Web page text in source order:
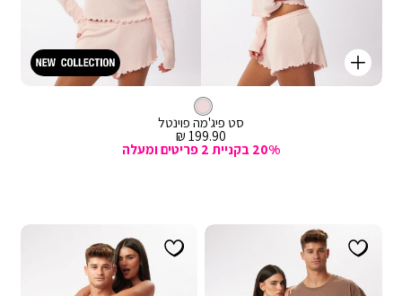
קנייה
מהירה
צבע
ורוד
סט פיג'מה פוינטל
מחיר
מכירה
199.90 ₪
20% בקניית 2 פריטים ומעלה